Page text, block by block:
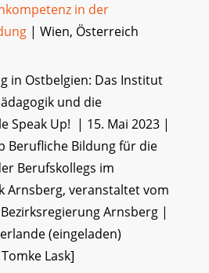
in der
| Wien, Österreich
in Ostbelgien: Das Institut
und die
Speak Up! | 15. Mai 2023 |
Berufliche Bildung für die
Berufskollegs im
Arnsberg, veranstaltet vom
Arnsberg |
(eingeladen)
Lask]